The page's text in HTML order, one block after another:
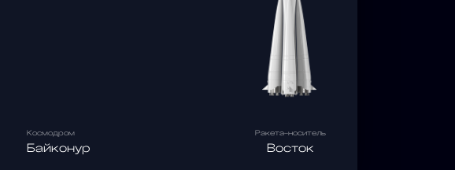
Космодром
Байконур
Ракета-носитель
Восток